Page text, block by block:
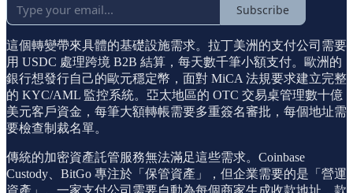
Subscribe
這個轉變帶來具體的基礎設施需求。拉丁美洲的支付公司需要
用 USDC 處理跨境 B2B 結算，每天數千筆小額支付。歐洲的
銀行想發行自己的歐元穩定幣，面對 MiCA 法規要求建立完整
的 KYC/AML 監控系統。亞太地區的 OTC 交易桌管理數十億
美元客戶資金，每筆大額轉帳需要多重簽名審批，每個地址需
要檢查制裁名單。
傳統的加密資產託管服務無法滿足這些需求。Coinbase
Custody、BitGo 專注於「保管資產」，但企業需要的是「營運